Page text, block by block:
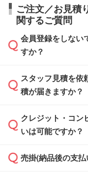
ご注文／お見積
関するご質問
会員登録をしない
すか？
可能です。見積
まま進む』ボタ
スタッフ見積を依
積が届きますか？
通常、翌営業日
雑状況によって
依頼いただいた
クレジット・コン
いは可能ですか？
銀行振込のみの
売掛(納品後の支